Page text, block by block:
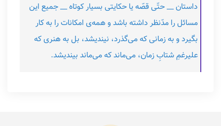
داستان __ حتّی قصّه یا حکایتی بسیار کوتاه __ جمیع این
مسائل را مدّنظر داشته باشد و همه‌ی امکانات را به کار
بگیرد و به زمانی که می‌گذرد، نیندیشد، بل به هنری که
علیرغمِ شتابِ زمان، می‌ماند که می‌ماند بیندیشد.